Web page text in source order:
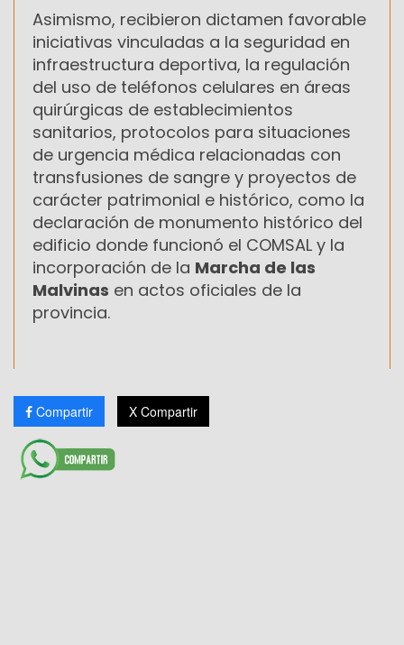
Asimismo, recibieron dictamen favorable
iniciativas vinculadas a la seguridad en
infraestructura deportiva, la regulación
del uso de teléfonos celulares en áreas
quirúrgicas de establecimientos
sanitarios, protocolos para situaciones
de urgencia médica relacionadas con
transfusiones de sangre y proyectos de
carácter patrimonial e histórico, como la
declaración de monumento histórico del
edificio donde funcionó el COMSAL y la
incorporación de la Marcha de las
Malvinas en actos oficiales de la
provincia.
Compartir X Compartir